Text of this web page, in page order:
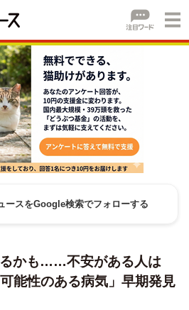
ースをGoogle検索でフォローする
かも……不安がある人は
能性のある病気」早期発見